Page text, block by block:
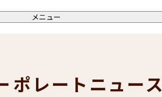
メニュー
ポレートニュース